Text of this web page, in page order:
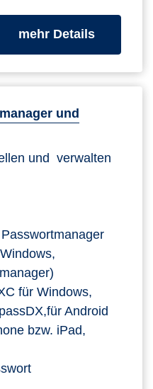
mehr Detailszum
und
und verwalten
für Windows,
Android
bzw. iPad,